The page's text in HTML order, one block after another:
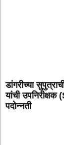
डांगरीच्या
यांची
पदोन्नती